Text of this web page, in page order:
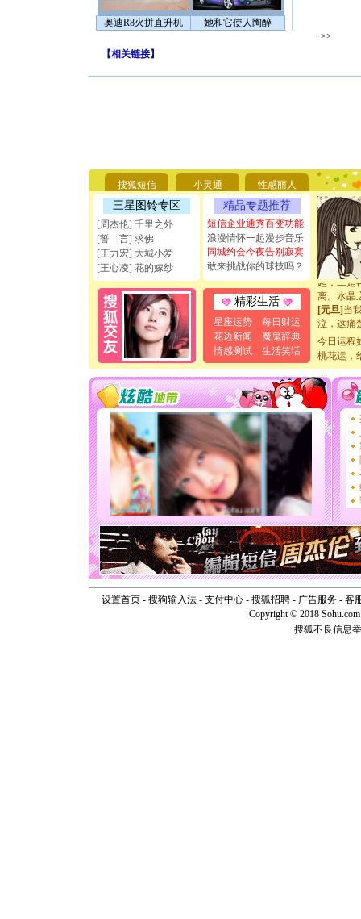
奥迪R8火拼直升机 她和它使人陶醉
>>
【相关链接】
搜狐短信 小灵通 性感丽人
三星图铃专区
[周杰伦] 千里之外
[誓 言] 求佛
[王力宏] 大城小爱
[王心凌] 花的嫁纱
精品专题推荐
短信企业通秀百变功能
浪漫情怀一起漫步音乐
同城约会今夜告别寂寞
敢来挑战你的球技吗？
精彩生活
星座运势
每日财运
花边新闻
魔鬼辞典
情感测试
生活笑话
天都要快
[圣诞节]
如意,快
[元旦]看
断电。
你是我专
[元旦]如
起；二是
离。水晶
[元旦]当
泣，这痛
卖了。水
[春节]风
颜！冬去
道一声平
[春节]传
片叶子
送你一棵
[圣诞节]
你太多
要平安
[圣诞节]
能正大
天都要快
[圣诞节]
如意,快
[元旦]看
断电。爱
你是我专
[元旦]如
起；二是
离。水晶
[元旦]当
泣，这痛
今日运程
桃花运，
设置首页- 搜狗输入法- 支付中心- 搜狐招聘- 广告服务- 客
Copyright © 2018
搜狐不良信息